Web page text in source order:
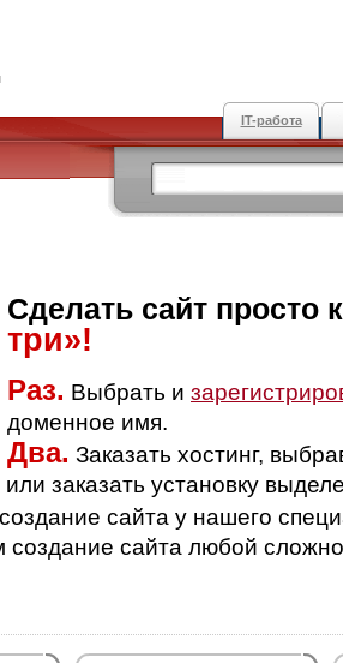
IT-работа
Сделать сайт просто
три»!
Раз. Выбрать и
доменное имя.
Два. Заказать хостинг,
заказать установку
создание сайта у нашего
создание сайта любой